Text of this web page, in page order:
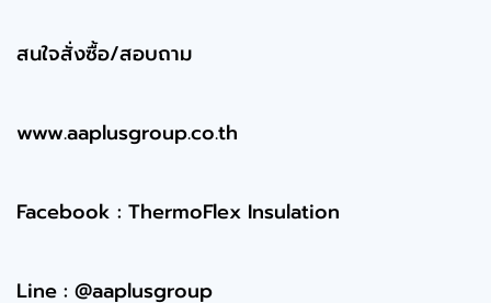
สนใจสั่งซื้อ/สอบถาม
www.aaplusgroup.co.th
Facebook : ThermoFlex Insulation
Line : @aaplusgroup